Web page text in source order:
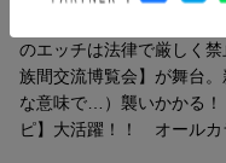
のエッチは法律で厳しく
族間交流博覧会】が舞台
な意味で…）襲いかかる
ピ】大活躍！！ オールカ